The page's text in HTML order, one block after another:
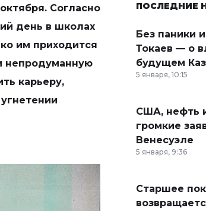
Согласно
день в школах
им приходится
непродуманную
карьеру,
ПОСЛЕДНИЕ
Без паники
Токаев — о
будущем
5 января, 10:15
США, нефть
громкие
Венесуэле
5 января, 9:36
Старшее